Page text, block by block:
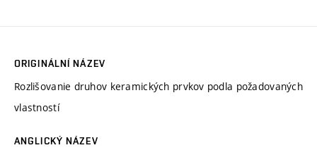
ORIGINÁLNÍ NÁZEV
Rozlišovanie druhov keramických prvkov podla požadovaných
vlastností
ANGLICKÝ NÁZEV